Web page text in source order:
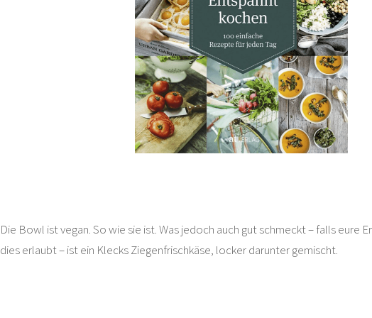
Die Bowl ist vegan. So wie sie ist. Was jedoch auch gut schmeckt – falls eure
dies erlaubt – ist ein Klecks Ziegenfrischkäse, locker darunter gemischt.